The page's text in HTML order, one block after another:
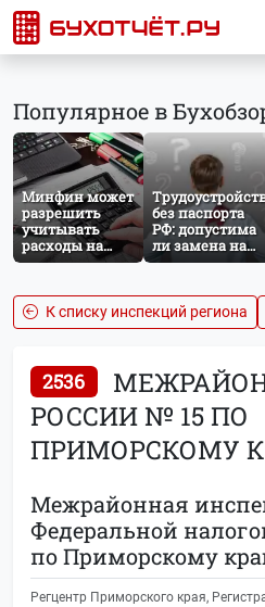
Популярное в
Минфин может
разрешить
учитывать
расходы на
защиту от
расчёте налога
на прибыль
Трудоустройство
без паспорта
РФ: допустима
ли замена на
загранпаспорт?
К списку инспекций региона
2536
РОССИИ № 15 ПО
ПРИМОРСКОМУ
Межрайонная
Федеральной
по Приморскому
Регцентр Приморского края,